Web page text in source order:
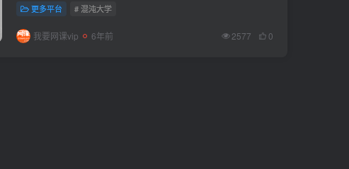
更多平台 # 混沌大学
我要网课vip 6年前 2577 0